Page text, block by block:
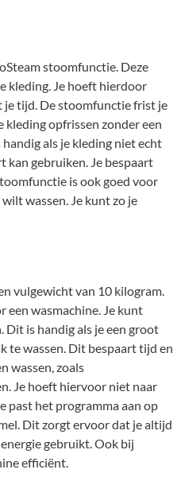
stoomfunctie. Deze
kleding. Je hoeft hierdoor
tijd. De stoomfunctie frist je
kleding opfrissen zonder een
als je kleding niet echt
kan gebruiken. Je bespaart
is ook goed voor
wassen. Je kunt zo je
vulgewicht van 10 kilogram.
een wasmachine. Je kunt
Dit is handig als je een groot
te wassen. Dit bespaart tijd en
wassen, zoals
Je hoeft hiervoor niet naar
past het programma aan op
Dit zorgt ervoor dat je altijd
gebruikt. Ook bij
efficiënt.